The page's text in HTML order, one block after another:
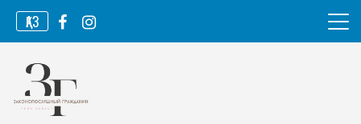
Перейти
содержимому
ҚАЗ